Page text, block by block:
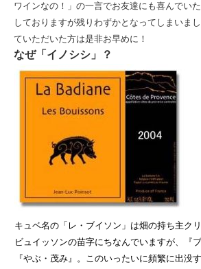
ワイン検索
生まれ年のワイン【プラ
【ワインセラーショ
お電話 （03-5913-
ワインなの！」の一言でお友達にも喜んでい
しておりますが残りわずかとなってしまいま
ていただいた方は是非お早めに！
なぜ「イノシシ」？
キュベ名の「レ・ブイソン」は畑の持ち主ク
ビュイッソンの苗字にちなんでいますが、『
『やぶ・茂み』。このいったいに頻繁に出没